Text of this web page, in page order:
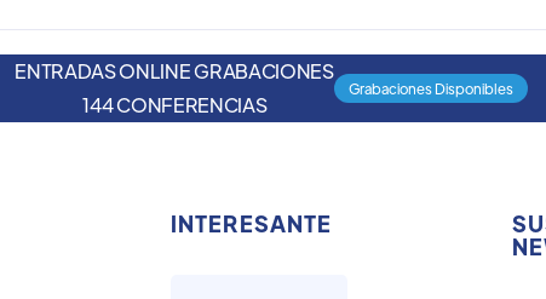
ENTRADAS ONLINE GRABACIONES
144 CONFERENCIAS
Grabaciones Disponibles
INTERESANTE